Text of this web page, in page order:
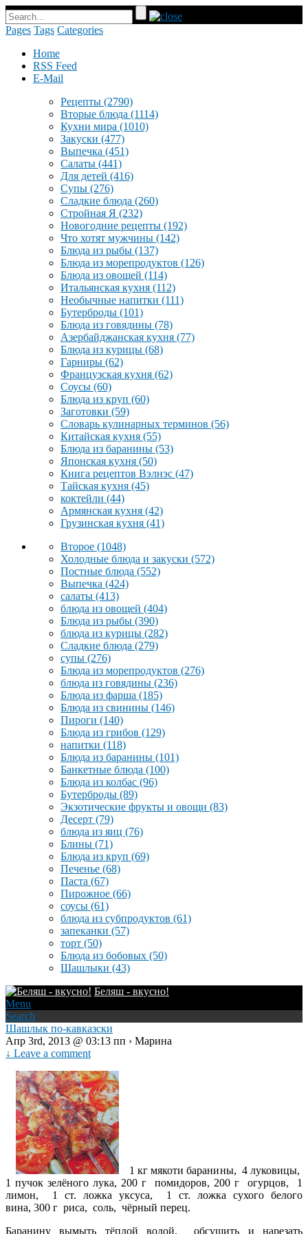
Pages Tags Categories
Home
RSS Feed
E-Mail
Рецепты (2790)
Вторые блюда (1114)
Кухни мира (1010)
Закуски (477)
Выпечка (451)
Салаты (441)
Для детей (416)
Супы (276)
Сладкие блюда (260)
Стройная Я (232)
Новогодние рецепты (192)
Что хотят мужчины (142)
Блюда из рыбы (137)
Блюда из морепродуктов (126)
Блюда из овощей (114)
Итальянская кухня (112)
Необычные напитки (111)
Бутерброды (101)
Блюда из говядины (78)
Азербайджанская кухня (77)
Блюда из курицы (68)
Гарниры (62)
Французская кухня (62)
Соусы (60)
Блюда из круп (60)
Заготовки (59)
Словарь кулинарных терминов (56)
Китайская кухня (55)
Блюда из баранины (53)
Японская кухня (50)
Книга рецептов Вэлнэс (47)
Тайская кухня (45)
коктейли (44)
Армянская кухня (42)
Грузинская кухня (41)
Второе (1048)
Холодные блюда и закуски (572)
Постные блюда (552)
Выпечка (424)
салаты (413)
блюда из овощей (404)
Блюда из рыбы (390)
блюда из курицы (282)
Сладкие блюда (279)
супы (276)
Блюда из морепродуктов (276)
блюда из говядины (236)
Блюда из фарша (185)
Блюда из свинины (146)
Пироги (140)
Блюда из грибов (129)
напитки (118)
Блюда из баранины (101)
Банкетные блюда (100)
Блюда из колбас (96)
Бутерброды (89)
Экзотические фрукты и овощи (83)
Десерт (79)
блюда из яиц (76)
Блины (71)
Блюда из круп (69)
Печенье (68)
Паста (67)
Пирожное (66)
соусы (61)
блюда из субпродуктов (61)
запеканки (57)
торт (50)
Блюда из бобовых (50)
Шашлыки (43)
Беляш - вкусно!
Menu
Search
Шашлык по-кавказски
Апр 3rd, 2013 @ 03:13 пп › Марина
↓ Leave a comment
1 кг мякоти баранины, 4 луковицы,
1 пучок зелёного лука, 200 г помидоров, 200 г огурцов, 1
лимон, 1 ст. ложка уксуса, 1 ст. ложка сухого белого
вина, 300 г риса, соль, чёрный перец.
Баранину вымыть тёплой водой, обсушить и нарезать